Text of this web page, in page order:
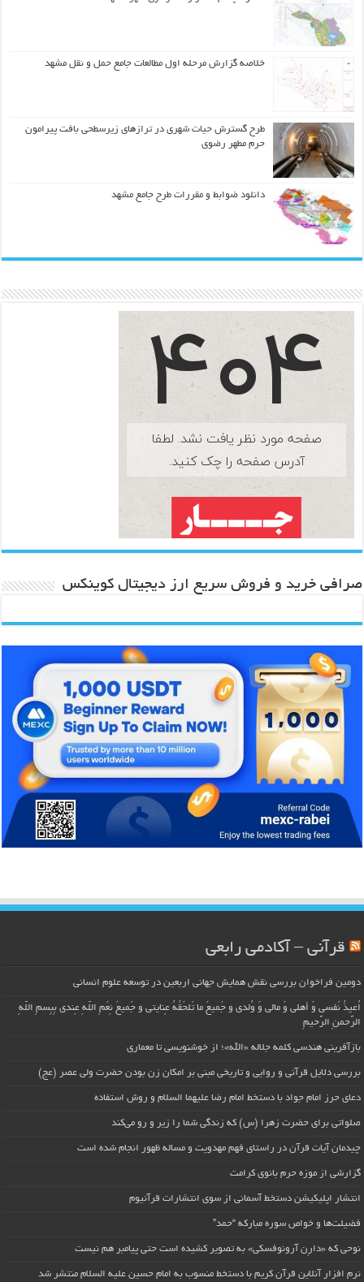
خلاصه گزارش مرحله اول مطالعات جامع حمل و نقل مشهد
طرح گسترش حیات شهري در ترازهاي زیرسطحی بافت پیرامون
حرم مطهر رضوي
دانلود ضوابط و مقررات طرح جامع مشهد
صرافی خرید و فروش سریع ارز دیجیتال کوینکس
قرآنی – آکادمی رابعی
دومین فراخوان بررسی نقش همایش جهانی اربعین در توسعه علوم انسانی
اُعیذُ نَفسی وَ أهلی وَ مالی وَ وُلدی و جَمیعَ ما تَلحَقُهُ عِنایتی و جَمیعَ نِعَمِ اللّهِ عِندی بِبِسمِ اللّهِ
الرَّحمنِ الرَّحیمِ
بازآفرینی هندسی کلمه جلاله «الله»؛ از خوشنویسی تا معماری
بررسی دلایل قرآنی و روایی و تاریخی مبنی بر امکان زن بودن حضرت ولی عصر (عج)
دعای حرز امام جواد با دستخط امام رضا علیهما السلام و روش استفاده
صلواتی برای حضرت زهرا (س) که زندگی شما را زیر و رو می‌کند
چیدمان آیات قرآن در راستای فهم مهدویت و مساله ظهور انجام شده است
گزارشی از موزه حرم بانوی کرامت
انتشار اپلیکیشن دستخط آسمانی از سوی انتشارات قرآنیوم
فضیلت‌ها و خواص سوره مبارکه “حمد”
نوحی که «دارِن آرونوفسکی» به تصویر کشیده است حتی پیامبر هم نیست
نرم افزار آنلاین قرآن کریم با دستخط منسوب به امام حسین علیه السلام منتشر شد